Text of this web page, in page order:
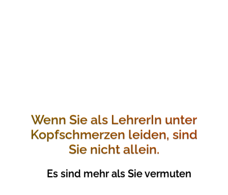
Wenn Sie als LehrerIn unter
Kopfschmerzen leiden, sind
Sie nicht allein.
Es sind mehr als Sie vermuten